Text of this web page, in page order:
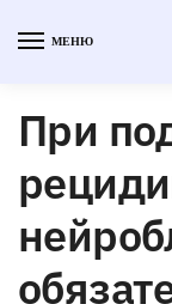
МЕНЮ
При